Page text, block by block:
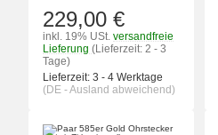
229,00 €
inkl. 19% USt. versandfreie
Lieferung (Lieferzeit: 2 - 3
Tage)
Lieferzeit: 3 - 4 Werktage
(DE - Ausland abweichend)